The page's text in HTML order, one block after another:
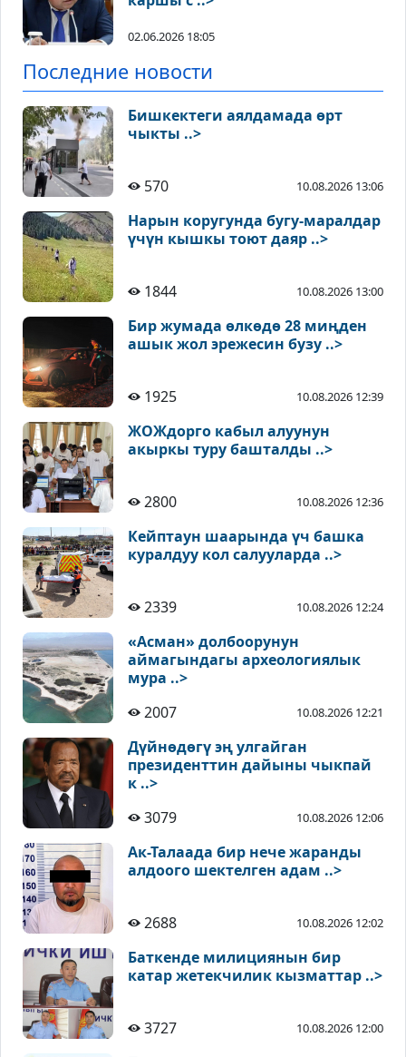
02.06.2026 18:05
Последние новости
Бишкектеги аялдамада өрт
чыкты ..>
570 10.08.2026 13:06
Нарын коругунда бугу-маралдар
үчүн кышкы тоют даяр ..>
1844 10.08.2026 13:00
Бир жумада өлкөдө 28 миңден
ашык жол эрежесин бузу ..>
1925 10.08.2026 12:39
ЖОЖдорго кабыл алуунун
акыркы туру башталды ..>
2800 10.08.2026 12:36
Кейптаун шаарында үч башка
куралдуу кол салууларда ..>
2339 10.08.2026 12:24
«Асман» долбоорунун
аймагындагы археологиялык
мура ..>
2007
10.08.2026 12:21
Дүйнөдөгү эң улгайган
президенттин дайыны чыкпай
к ..>
3079
10.08.2026 12:06
Ак-Талаада бир нече жаранды
алдоого шектелген адам ..>
2688 10.08.2026 12:02
Баткенде милициянын бир
катар жетекчилик кызматтар ..>
3727 10.08.2026 12:00